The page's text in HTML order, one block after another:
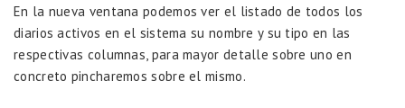
En la nueva ventana podemos ver el listado de todos los
diarios activos en el sistema su nombre y su tipo en las
respectivas columnas, para mayor detalle sobre uno en
concreto pincharemos sobre el mismo.